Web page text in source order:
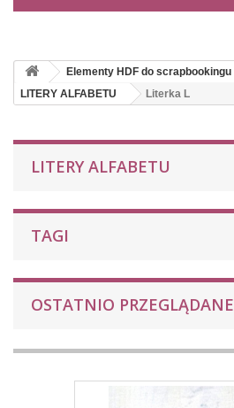
Elementy HDF do scrapbookingu
LITERY ALFABETU
Literka L
LITERY ALFABETU
TAGI
OSTATNIO PRZEGLĄDANE